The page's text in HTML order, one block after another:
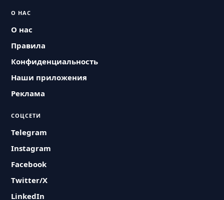
О НАС
О нас
Правила
Конфиденциальность
Наши приложения
Реклама
СОЦСЕТИ
Telegram
Instagram
Facebook
Twitter/X
LinkedIn